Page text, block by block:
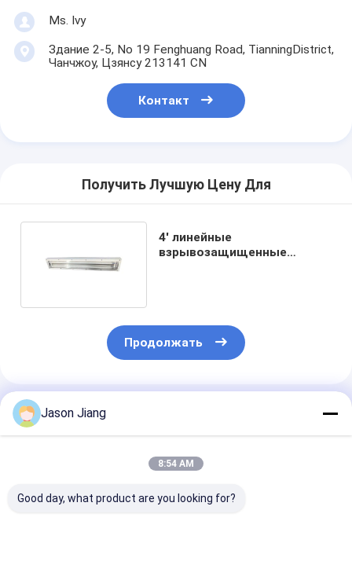
Ms. Ivy
Здание 2-5, No 19 Fenghuang Road, TianningDistrict,
Чанчжоу, Цзянсу 213141 CN
Контакт
Получить Лучшую Цену Для
4' линейные
взрывозащищенные
Продолжать
Порекомендованные Продукты
Jason Jiang
8:54 AM
Good day, what product are you looking for?